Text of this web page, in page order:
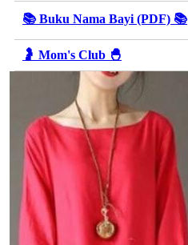
📚 Buku Nama Bayi (PDF) 📚
🤰 Mom's Club 🐣